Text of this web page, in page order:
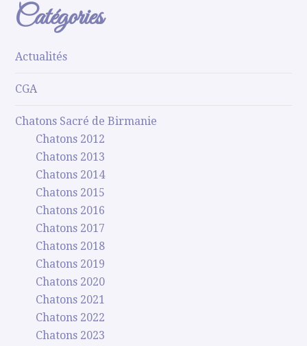
Catégories
Actualités
CGA
Chatons Sacré de Birmanie
Chatons 2012
Chatons 2013
Chatons 2014
Chatons 2015
Chatons 2016
Chatons 2017
Chatons 2018
Chatons 2019
Chatons 2020
Chatons 2021
Chatons 2022
Chatons 2023